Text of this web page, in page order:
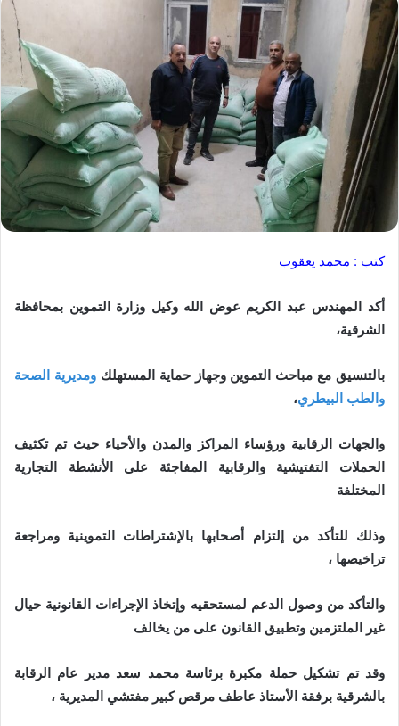
كتب : محمد يعقوب
أكد المهندس عبد الكريم عوض الله وكيل وزارة التموين بمحافظة
الشرقية،
بالتنسيق مع مباحث التموين وجهاز حماية المستهلكومديرية الصحة
والطب البيطري،
والجهات الرقابية ورؤساء المراكز والمدن والأحياء حيث تم تكثيف
الحملات التفتيشية والرقابية المفاجئة على الأنشطة التجارية
المختلفة
وذلك للتأكد من إلتزام أصحابها بالإشتراطات التموينية ومراجعة
تراخيصها ،
والتأكد من وصول الدعم لمستحقيه وإتخاذ الإجراءات القانونية حيال
غير الملتزمين وتطبيق القانون على من يخالف
وقد تم تشكيل حملة مكبرة برئاسة محمد سعد مدير عام الرقابة
بالشرقية برفقة الأستاذ عاطف مرقص كبير مفتشي المديرية ،